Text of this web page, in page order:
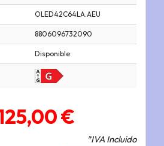
OLED42C64LA.AEU
8806096732090
Disponible
€
*IVA Incluido